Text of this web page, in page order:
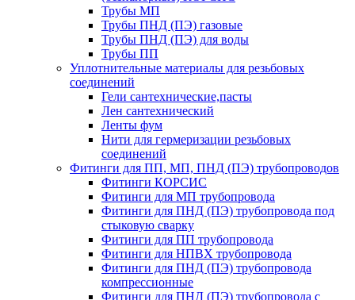
Трубы МП
Трубы ПНД (ПЭ) газовые
Трубы ПНД (ПЭ) для воды
Трубы ПП
Уплотнительные материалы для резьбовых
соединений
Гели сантехнические,пасты
Лен сантехнический
Ленты фум
Нити для гермеризации резьбовых
соединений
Фитинги для ПП, МП, ПНД (ПЭ) трубопроводов
Фитинги КОРСИС
Фитинги для МП трубопровода
Фитинги для ПНД (ПЭ) трубопровода под
стыковую сварку
Фитинги для ПП трубопровода
Фитинги для НПВХ трубопровода
Фитинги для ПНД (ПЭ) трубопровода
компрессионные
Фитинги для ПНД (ПЭ) трубопровода с